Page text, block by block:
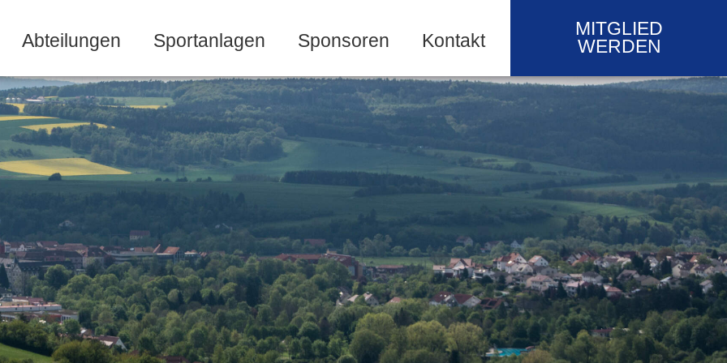
Abteilungen Sportanlagen Sponsoren Kontakt
MITGLIED
WERDEN